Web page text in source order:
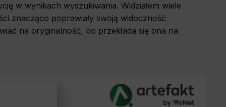
enabling
cannot
w wynikach wyszukiwania. Widziałem wiele
znacząco poprawiały swoją widoczność
na oryginalność, bo przekłada się ona na